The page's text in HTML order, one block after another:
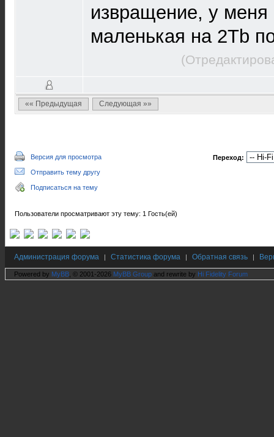
извращение, у
маленькая на 2Tb
«« Предыдущая Следующая »»
Версия для просмотра
Отправить тему другу
Подписаться на тему
Переход:
Пользователи просматривают эту тему: 1 Гость(ей)
Администрация форума | Статистика форума | Обратная связь |
Powered by MyBB , © 2001-2026 MyBB Group and rewrite by Hi Fidelity Forum